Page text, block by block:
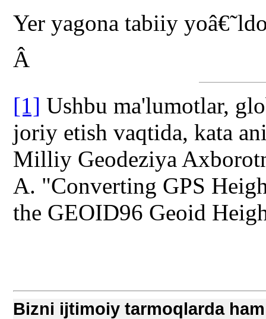
Yer yagona tabiiy
Â
[1] Ushbu ma'lumotlar,
joriy etish vaqtida, kata
Milliy Geodeziya
A. "Converting GPS
the GEOID96 Geoid
Bizni ijtimoiy tarmoqlarda